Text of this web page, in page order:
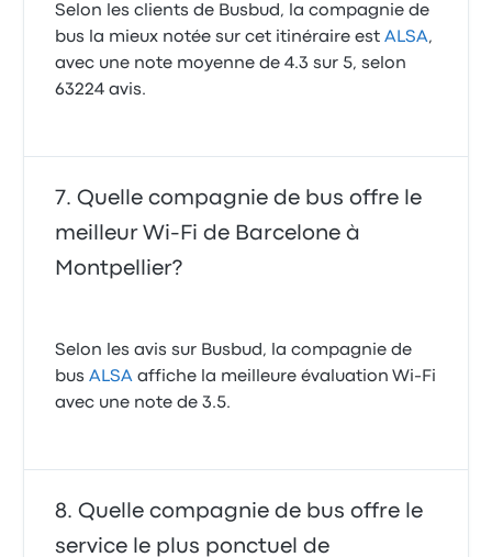
Selon les clients de Busbud, la compagnie de
bus la mieux notée sur cet itinéraire estALSA,
avec une note moyenne de 4.3 sur 5, selon
63224 avis.
Quelle compagnie de bus offre le
meilleur Wi-Fi de Barcelone à
Montpellier?
Selon les avis sur Busbud, la compagnie de
busALSA affiche la meilleure évaluation Wi-Fi
avec une note de 3.5.
Quelle compagnie de bus offre le
service le plus ponctuel de